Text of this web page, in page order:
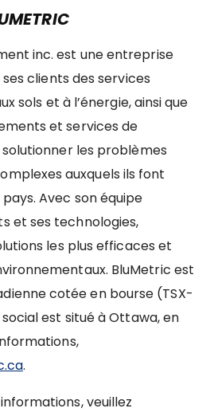
inc. est une entreprise
clients des services
sols et à l’énergie, ainsi que
et services de
les problèmes
auxquels ils font
Avec son équipe
et ses technologies,
les plus efficaces et
BluMetric est
cotée en bourse (TSX-
est situé à Ottawa, en
.
veuillez